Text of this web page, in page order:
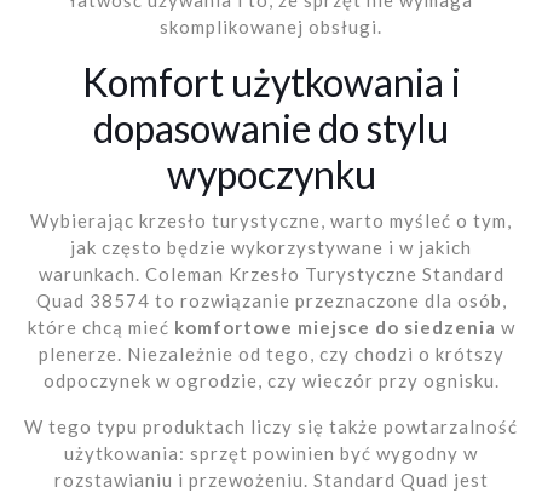
skomplikowanej obsługi.
Komfort użytkowania i
dopasowanie do stylu
wypoczynku
Wybierając krzesło turystyczne, warto myśleć o tym,
jak często będzie wykorzystywane i w jakich
warunkach. Coleman Krzesło Turystyczne Standard
Quad 38574 to rozwiązanie przeznaczone dla osób,
które chcą mieć komfortowe miejsce do siedzenia w
plenerze. Niezależnie od tego, czy chodzi o krótszy
odpoczynek w ogrodzie, czy wieczór przy ognisku.
W tego typu produktach liczy się także powtarzalność
użytkowania: sprzęt powinien być wygodny w
rozstawianiu i przewożeniu. Standard Quad jest